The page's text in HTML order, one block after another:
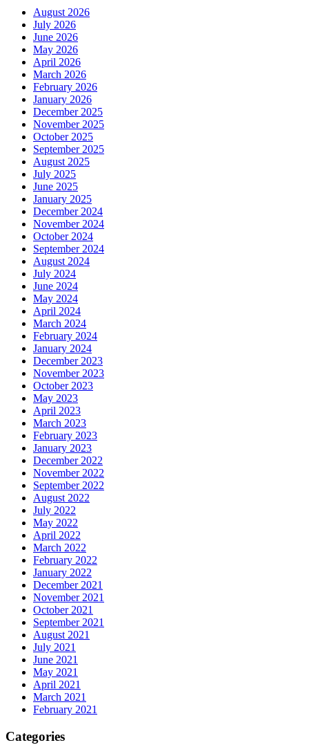
August 2026
July 2026
June 2026
May 2026
April 2026
March 2026
February 2026
January 2026
December 2025
November 2025
October 2025
September 2025
August 2025
July 2025
June 2025
January 2025
December 2024
November 2024
October 2024
September 2024
August 2024
July 2024
June 2024
May 2024
April 2024
March 2024
February 2024
January 2024
December 2023
November 2023
October 2023
May 2023
April 2023
March 2023
February 2023
January 2023
December 2022
November 2022
September 2022
August 2022
July 2022
May 2022
April 2022
March 2022
February 2022
January 2022
December 2021
November 2021
October 2021
September 2021
August 2021
July 2021
June 2021
May 2021
April 2021
March 2021
February 2021
Categories